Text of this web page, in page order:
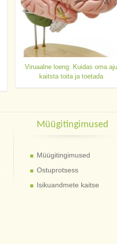
Viruaalne loeng: Kuidas oma aju
kaitsta toita ja toetada
Müügitingimused
Müügitingimused
Ostuprotsess
Isikuandmete kaitse